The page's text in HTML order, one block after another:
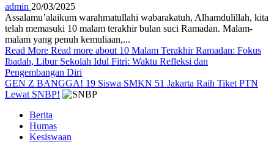
admin 20/03/2025
Assalamu’alaikum warahmatullahi wabarakatuh, Alhamdulillah, kita
telah memasuki 10 malam terakhir bulan suci Ramadan. Malam-
malam yang penuh kemuliaan,...
Read More Read more about 10 Malam Terakhir Ramadan: Fokus
Ibadah, Libur Sekolah Idul Fitri: Waktu Refleksi dan
Pengembangan Diri
GEN Z BANGGA! 19 Siswa SMKN 51 Jakarta Raih Tiket PTN
Lewat SNBP!
Berita
Humas
Kesiswaan